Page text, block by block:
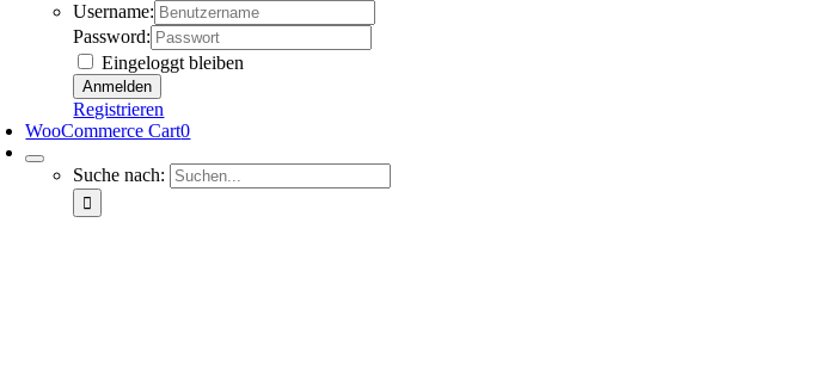
Username:
Password:
Eingeloggt bleiben
Registrieren
WooCommerce Cart0
Suche nach: